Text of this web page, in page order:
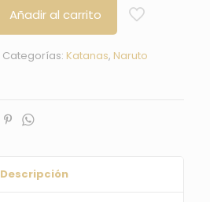
Añadir al carrito
Categorías: Katanas, Naruto
Descripción